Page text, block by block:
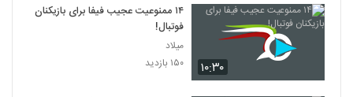
۱۰:۳۰
۱۴ ممنوعیت عجیب فیفا برای بازیکنان
فوتبال!
میلاد
۱۵۰ بازدید